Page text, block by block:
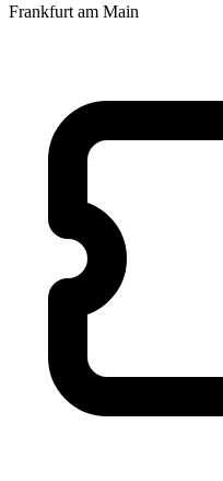
Frankfurt am Main